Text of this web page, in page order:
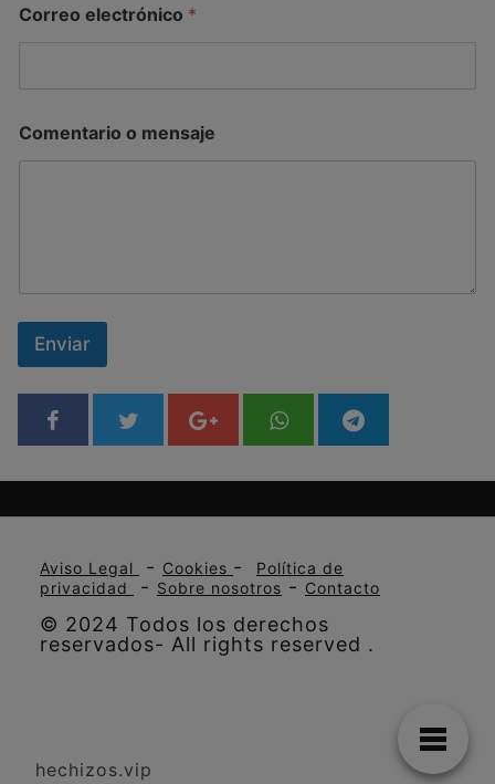
Correo electrónico *
Comentario o mensaje
Enviar
Aviso Legal - Cookies -
Política de
privacidad
- Sobre nosotros - Contacto
© 2024 Todos los derechos
reservados- All rights reserved .
hechizos.vip